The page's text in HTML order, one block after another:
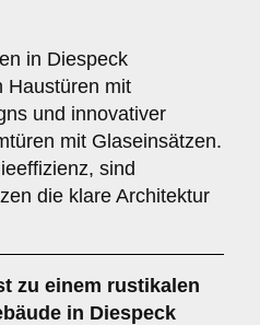
in Diespeck
Haustüren mit
und innovativer
mit Glaseinsätzen.
sind
die klare Architektur
zu einem rustikalen
in Diespeck